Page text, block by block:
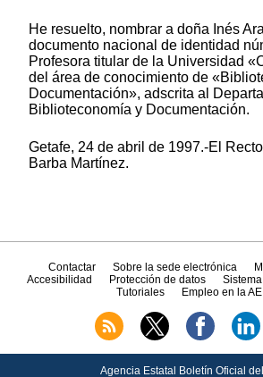
He resuelto, nombrar a doña Inés
documento nacional de identidad
Profesora titular de la Universidad
del área de conocimiento de
Documentación», adscrita al
Biblioteconomía y Documentación.
Getafe, 24 de abril de 1997.-El
Barba Martínez.
Contactar Sobre la sede electrónica
Accesibilidad
Protección de datos
Tutoriales
Empleo en la
Agencia Estatal Boletín Oficial